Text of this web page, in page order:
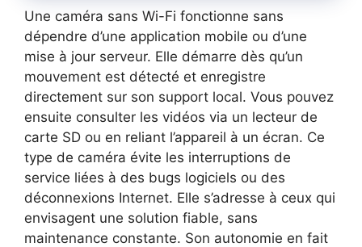
Une caméra sans Wi-Fi fonctionne sans
dépendre d’une application mobile ou d’une
mise à jour serveur. Elle démarre dès qu’un
mouvement est détecté et enregistre
directement sur son support local. Vous pouvez
ensuite consulter les vidéos via un lecteur de
carte SD ou en reliant l’appareil à un écran. Ce
type de caméra évite les interruptions de
service liées à des bugs logiciels ou des
déconnexions Internet. Elle s’adresse à ceux qui
envisagent une solution fiable, sans
maintenance constante. Son autonomie en fait